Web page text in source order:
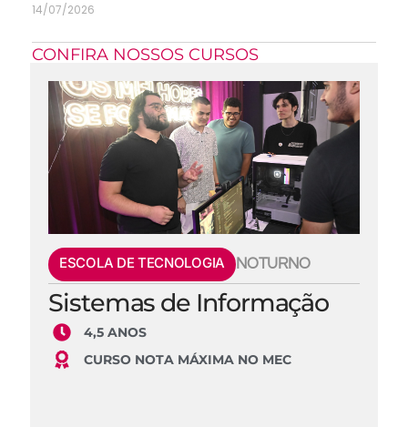
14/07/2026
CONFIRA NOSSOS CURSOS
ESCOLA DE TECNOLOGIA NOTURNO
Sistemas de Informação
4,5 ANOS
CURSO NOTA MÁXIMA NO MEC